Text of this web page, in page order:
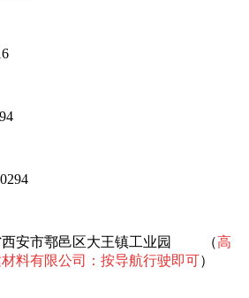
西安市鄠邑区大王镇工业园 （高
料有限公司：按导航行驶即可）